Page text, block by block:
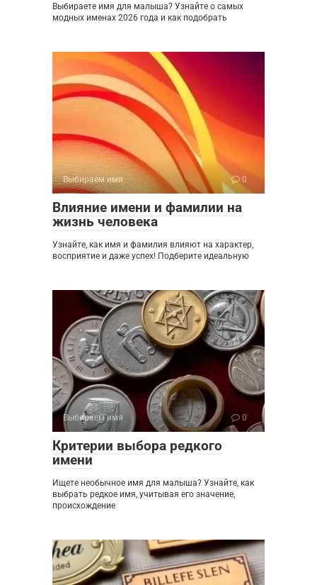
Выбираете имя для малыша? Узнайте о самых
модных именах 2026 года и как подобрать
Выбираем имя 0
Влияние имени и фамилии на
жизнь человека
Узнайте, как имя и фамилия влияют на характер,
восприятие и даже успех! Подберите идеальную
Выбираем имя 0
Критерии выбора редкого
имени
Ищете необычное имя для малыша? Узнайте, как
выбрать редкое имя, учитывая его значение,
происхождение